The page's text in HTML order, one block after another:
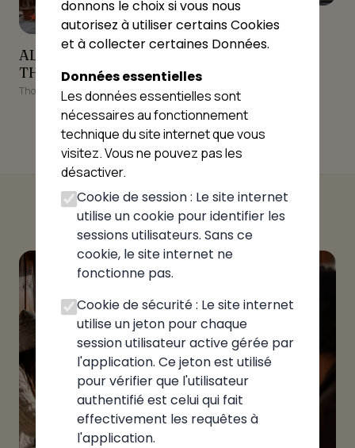
ALLO PIZZA THONON
★★★★★
ALLO PIZZA
THONON
Thonon-les-Bains
Milano Pizza (Thonon)
Milano Pizza
(Thonon)
donnons le choix si vous nous
autorisez à utiliser certains Cookies
et à collecter certaines Données.
Données essentielles
Les données essentielles sont
nécessaires au fonctionnement
technique du site internet que vous
visitez. Vous ne pouvez pas les
désactiver.
Cookie de session : Le site internet
utilise un cookie pour identifier les
sessions utilisateurs. Sans ce
cookie, le site internet ne
fonctionne pas.
Cookie de sécurité : Le site internet
utilise un jeton pour chaque
session utilisateur active gérée par
l'application. Ce jeton est utilisé
pour vérifier que l'utilisateur
authentifié est celui qui fait
effectivement les requêtes à
l'application.